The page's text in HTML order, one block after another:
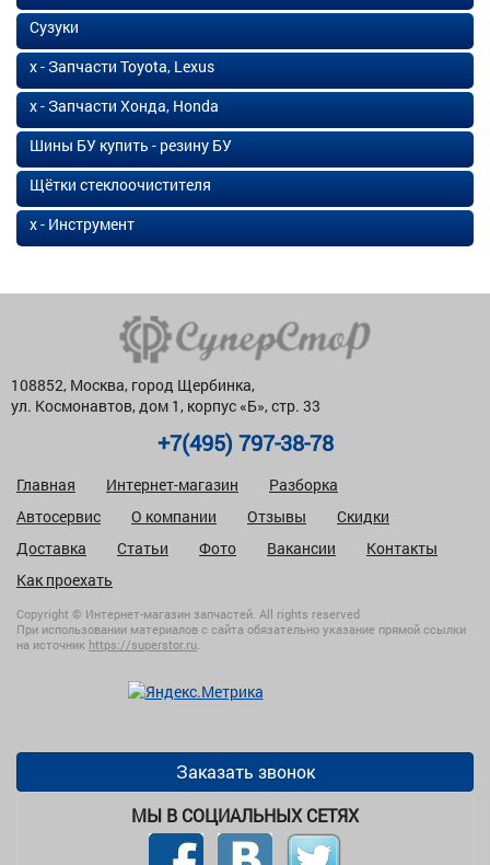
Сузуки
х - Запчасти Toyota, Lexus
х - Запчасти Хонда, Honda
Шины БУ купить - резину БУ
Щётки стеклоочистителя
х - Инструмент
108852, Москва, город Щербинка,
ул. Космонавтов, дом 1, корпус «Б», стр. 33
+7(495) 797-38-78
Главная Интернет-магазин
Разборка
Автосервис
О компании Отзывы
Скидки
Доставка
Статьи Фото Вакансии
Контакты
Как проехать
Copyright © Интернет-магазин запчастей. All rights reserved
При использовании материалов с сайта обязательно указание прямой ссылки
на источник https://superstor.ru
Заказать звонок
МЫ В СОЦИАЛЬНЫХ СЕТЯХ